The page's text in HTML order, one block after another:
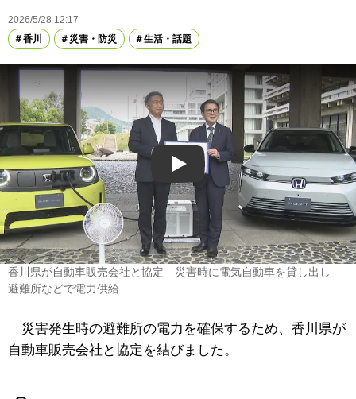
2026/5/28 12:17
香川
災害・防災 生活・話題
Play
香川県が自動車販売会社と協定 災害時に電気自動車を貸し出し
避難所などで電力供給
災害発生時の避難所の電力を確保するため、香川県が
自動車販売会社と協定を結びました。